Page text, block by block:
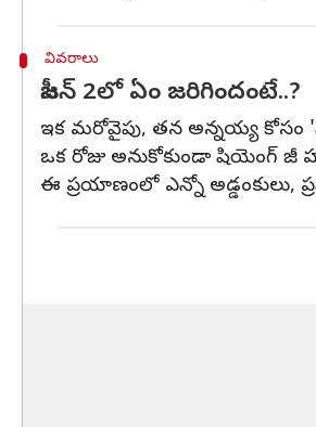
వివరాలు
సీజన్‌ 2లో ఏం జరిగిందంటే..?
ఇక మరోవైపు, తన అన్నయ్య కోసం
ఒక రోజు అనుకోకుండా షియెంగ్ జీ
ఈ ప్రయాణంలో ఎన్నో అడ్డంకులు,